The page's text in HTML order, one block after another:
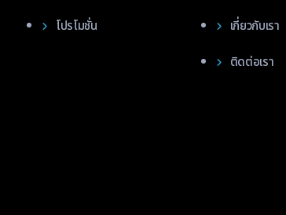
โปรโมชั่น
เกี่ยวกับเรา
ติดต่อเรา